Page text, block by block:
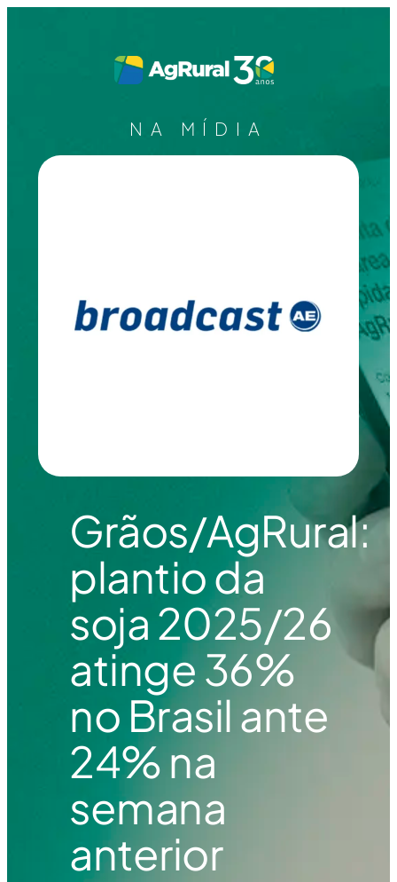
NA MÍDIA
Grãos/AgRural:
plantio da
soja 2025/26
atinge 36%
no Brasil ante
24% na
semana
anterior